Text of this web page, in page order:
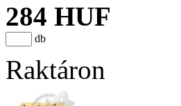
284 HUF
db
Raktáron